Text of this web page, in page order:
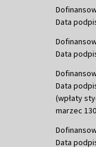
Data
Data
Data
(wpłaty
marzec
Data